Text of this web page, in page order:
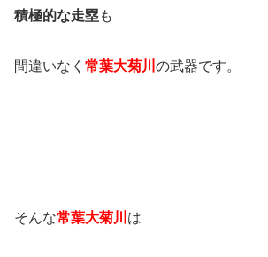
積極的な走塁も
間違いなく 常葉大菊川 の武器です。
そんな常葉大菊川 は